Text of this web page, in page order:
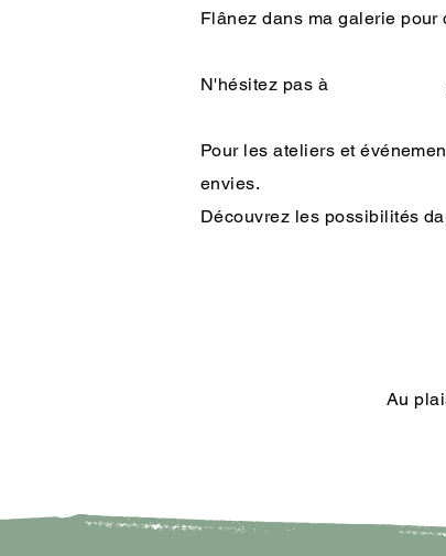
​Flânez dans ma galerie pour
N'hésitez pas à pour
Pour les ateliers et
envies.
Découvrez les
Au